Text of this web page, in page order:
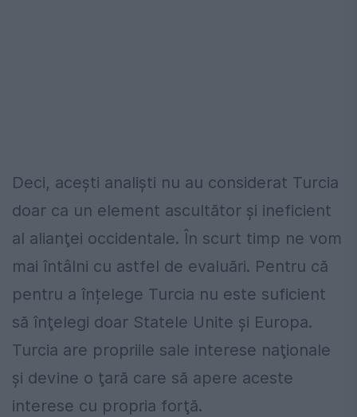
Deci, aceşti analişti nu au considerat Turcia
doar ca un element ascultător şi ineficient
al alianţei occidentale. În scurt timp ne vom
mai întâlni cu astfel de evaluări. Pentru că
pentru a înțelege Turcia nu este suficient
să înţelegi doar Statele Unite şi Europa.
Turcia are propriile sale interese naţionale
şi devine o ţară care să apere aceste
interese cu propria forţă.